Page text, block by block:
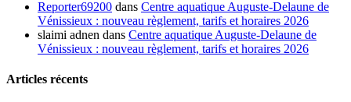
Reporter69200 dans Centre aquatique Auguste-Delaune de
Vénissieux : nouveau règlement, tarifs et horaires 2026
slaimi adnen dans Centre aquatique Auguste-Delaune de
Vénissieux : nouveau règlement, tarifs et horaires 2026
Articles récents